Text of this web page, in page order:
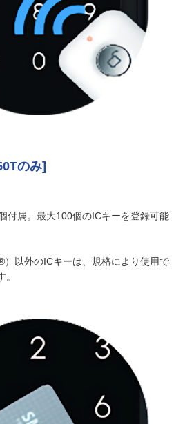
のみ]
付属。最大100個のICキーを登録可能
以外のICキーは、規格により使用で